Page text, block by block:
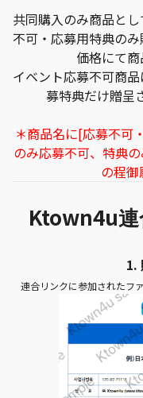
共同購入のみ商品と
不可・応募用特典の
価格にて商
イベント応募不可商
募特典だけ贈呈
＊商品名に[応募不可
のみ応募不可、特典
の程御
Ktown4u
1.
連合リンクに参加されたフ